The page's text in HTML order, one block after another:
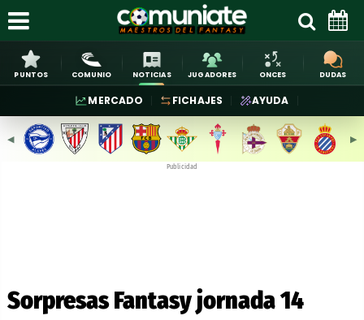
PUNTOS COMUNIO NOTICIAS JUGADORES ONCES DUDAS
MERCADO FICHAJES AYUDA
◀︎ ▶︎
Publicidad
Sorpresas Fantasy jornada 14